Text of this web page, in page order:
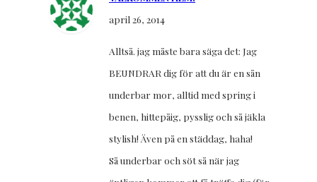
april 26, 2014
Alltså. jag måste bara säga det: Jag
BEUNDRAR dig för att du är en sån
underbar mor, alltid med spring i
benen, hittepåig, pysslig och så jäkla
stylish! Även på en städdag, haha!
Så underbar och söt så när jag